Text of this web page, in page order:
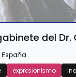
del
España
expresionismo